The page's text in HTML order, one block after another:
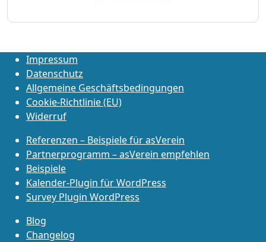
Impressum
Datenschutz
Allgemeine Geschäftsbedingungen
Cookie-Richtlinie (EU)
Widerruf
Referenzen – Beispiele für asVerein
Partnerprogramm – asVerein empfehlen
Beispiele
Kalender-Plugin für WordPress
Survey Plugin WordPress
Blog
Changelog